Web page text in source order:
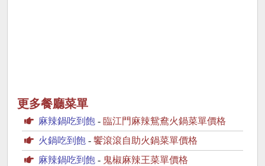
更多餐廳菜單
麻辣鍋吃到飽 - 臨江門麻辣鴛鴦火鍋菜單價格
火鍋吃到飽 - 饗滾滾自助火鍋菜單價格
麻辣鍋吃到飽 - 鬼椒麻辣王菜單價格